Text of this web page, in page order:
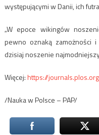
występującymi w Danii, ich
„W epoce wikingów
pewno oznaką zamożności
dzisiaj noszenie
Więcej:https://
/Nauka w Polsce – PAP/